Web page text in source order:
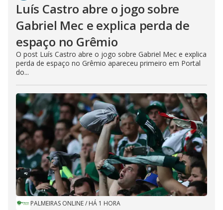
Luís Castro abre o jogo sobre
Gabriel Mec e explica perda de
espaço no Grêmio
O post Luís Castro abre o jogo sobre Gabriel Mec e explica
perda de espaço no Grêmio apareceu primeiro em Portal
do...
PALMEIRAS ONLINE/ HÁ 1 HORA